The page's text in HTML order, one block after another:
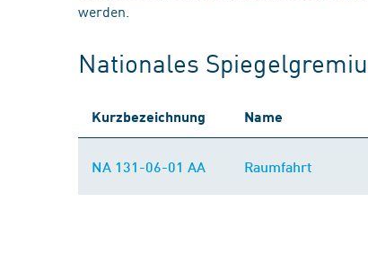
werden.
Nationales
Kurzbezeichnung Name
NA 131-06-01 AA Raumfahrt